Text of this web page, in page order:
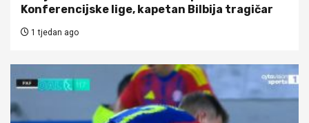
Konferencijske lige, kapetan Bilbija tragičar
1 tjedan ago